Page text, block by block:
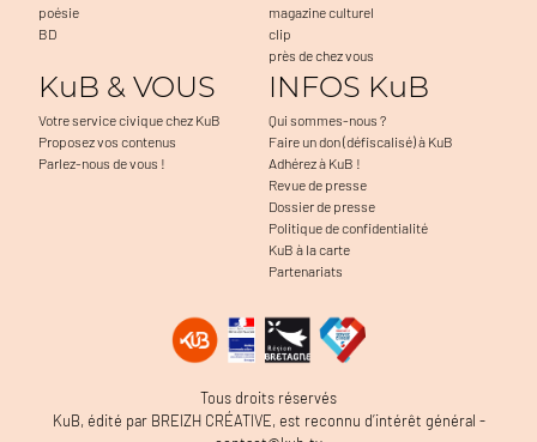
poésie
BD
magazine culturel
clip
près de chez vous
KuB & VOUS
Votre service civique chez KuB
Proposez vos contenus
Parlez-nous de vous !
INFOS KuB
Qui sommes-nous ?
Faire un don (défiscalisé) à KuB
Adhérez à KuB !
Revue de presse
Dossier de presse
Politique de confidentialité
KuB à la carte
Partenariats
Tous droits réservés
KuB, édité par BREIZH CRÉATIVE, est reconnu d’intérêt général -